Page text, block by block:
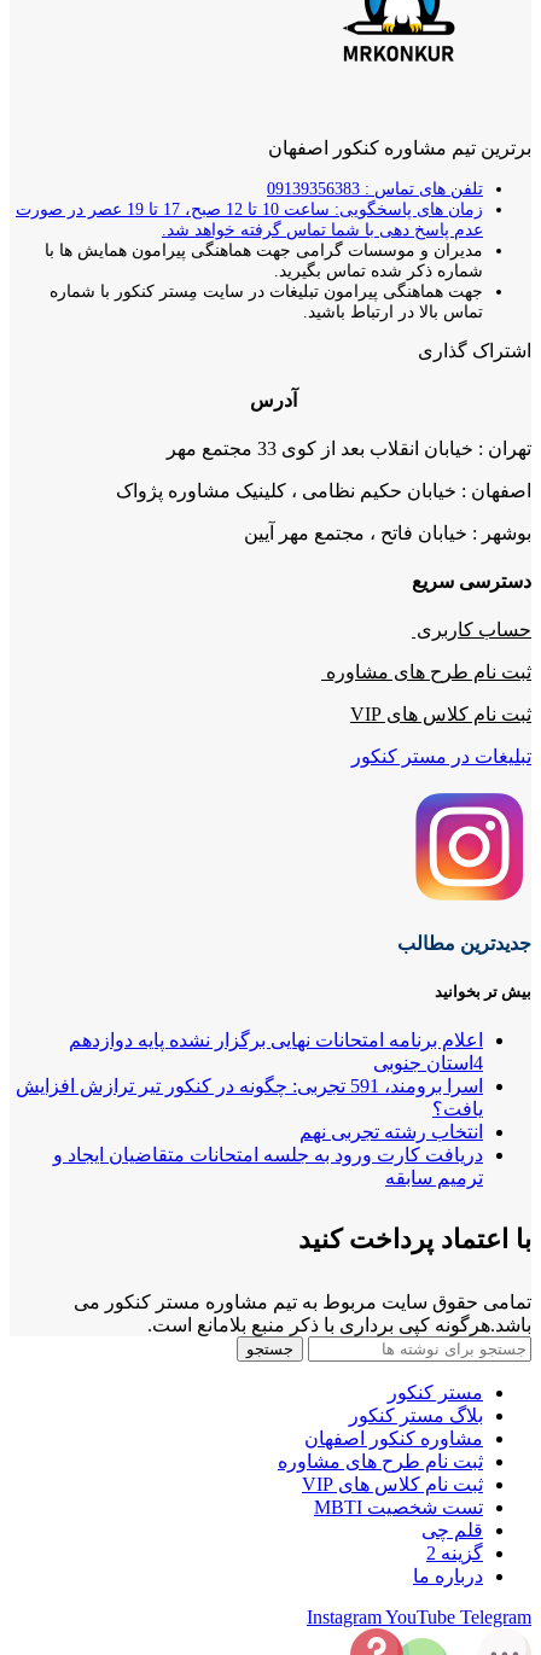
برترین تیم مشاوره کنکور اصفهان
تلفن های تماس : 09139356383
زمان های پاسخگویی: ساعت 10 تا 12 صبح، 17 تا 19 عصر در صورت
عدم پاسخ دهی با شما تماس گرفته خواهد شد.
مدیران و موسسات گرامی جهت هماهنگی پیرامون همایش ها با
شماره ذکر شده تماس بگیرید.
جهت هماهنگی پیرامون تبلیغات در سایت مِستر کنکور با شماره
تماس بالا در ارتباط باشید.
اشتراک گذاری
آدرس
تهران : خیابان انقلاب بعد از کوی 33 مجتمع مهر
اصفهان : خیابان حکیم نظامی ، کلینیک مشاوره پژواک
بوشهر : خیابان فاتح ، مجتمع مهر آیین
دسترسی سریع
حساب کاربری
ثبت نام طرح های مشاوره
ثبت نام کلاس های VIP
تبلیغات در مستر کنکور
جدیدترین مطالب
بیش تر بخوانید
اعلام برنامه امتحانات نهایی برگزار نشده پایه دوازدهم
4استان جنوبی
اسرا برومند، 591 تجربی: چگونه در کنکور تیر ترازش افزایش
یافت؟
انتخاب رشته تجربی نهم
دریافت کارت ورود به جلسه امتحانات متقاضیان ایجاد و
ترمیم سابقه
با اعتماد پرداخت کنید
تمامی حقوق سایت مربوط به تیم مشاوره مستر کنکور می
باشد.هرگونه کپی برداری با ذکر منبع بلامانع است.
جستجو
مستر کنکور
بلاگ مستر کنکور
مشاوره کنکور اصفهان
ثبت نام طرح های مشاوره
ثبت نام کلاس های VIP
تست شخصیت MBTI
قلم چی
گزینه 2
درباره ما
InstagramYouTube Telegram